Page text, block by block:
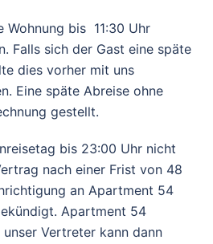
Wohnung bis 11:30 Uhr
Falls sich der Gast eine späte
dies vorher mit uns
Eine späte Abreise ohne
gestellt.
bis 23:00 Uhr nicht
nach einer Frist von 48
an Apartment 54
Apartment 54
Vertreter kann dann